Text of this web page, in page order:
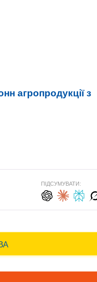
агропродукції з
ПІДСУМУВАТИ: